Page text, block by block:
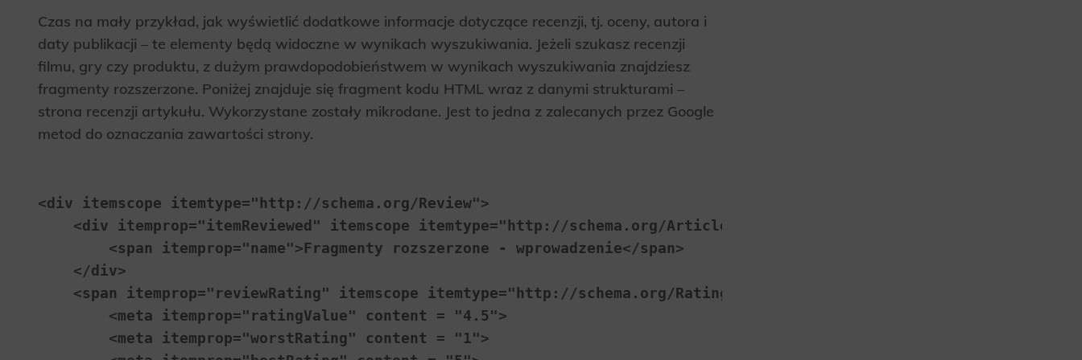
Czas na mały przykład, jak wyświetlić dodatkowe informacje dotyczące recenzji, tj. oceny, autora i
daty publikacji – te elementy będą widoczne w wynikach wyszukiwania. Jeżeli szukasz recenzji
filmu, gry czy produktu, z dużym prawdopodobieństwem w wynikach wyszukiwania znajdziesz
fragmenty rozszerzone. Poniżej znajduje się fragment kodu HTML wraz z danymi strukturami –
strona recenzji artykułu. Wykorzystane zostały mikrodane. Jest to jedna z zalecanych przez Google
metod do oznaczania zawartości strony.
<div itemscope itemtype="http://schema.org/Review">
    <div itemprop="itemReviewed" itemscope itemtype="http://schema.org/Article">
        <span itemprop="name">Fragmenty rozszerzone - wprowadzenie</span>
    </div>
    <span itemprop="reviewRating" itemscope itemtype="http://schema.org/Rating">
        <meta itemprop="ratingValue" content = "4.5">
        <meta itemprop="worstRating" content = "1">